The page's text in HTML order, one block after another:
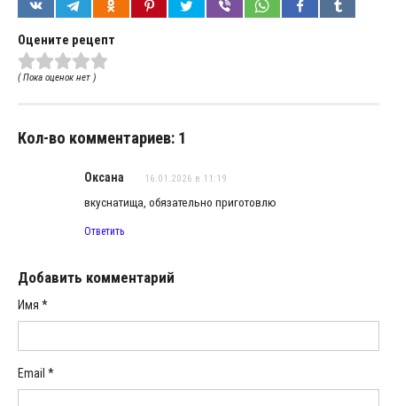
Оцените рецепт
( Пока оценок нет )
Кол-во комментариев: 1
Оксана 16.01.2026 в 11:19
вкуснатища, обязательно приготовлю
Ответить
Добавить комментарий
Имя *
Email *